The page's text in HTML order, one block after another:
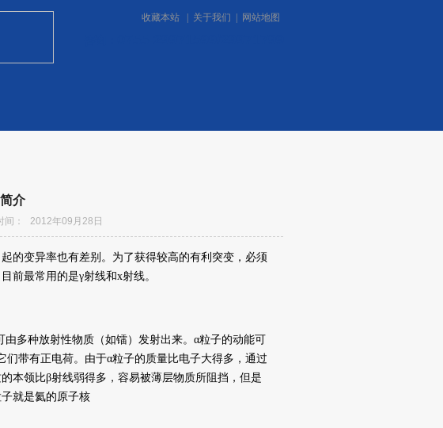
收藏本站 关于我们 网站地图
介
间： 2012年09月28日
变异率也有差别。为了获得较高的有利突变，必须
前最常用的是γ射线和x射线。
多种放射性物质（如镭）发射出来。α粒子的动能可
带有正电荷。由于α粒子的质量比电子大得多，通过
本领比β射线弱得多，容易被薄层物质所阻挡，但是
就是氦的原子核